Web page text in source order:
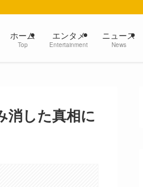
ホーム
Top
エンタメ
Entertainment
ニュース
News
消した真相に